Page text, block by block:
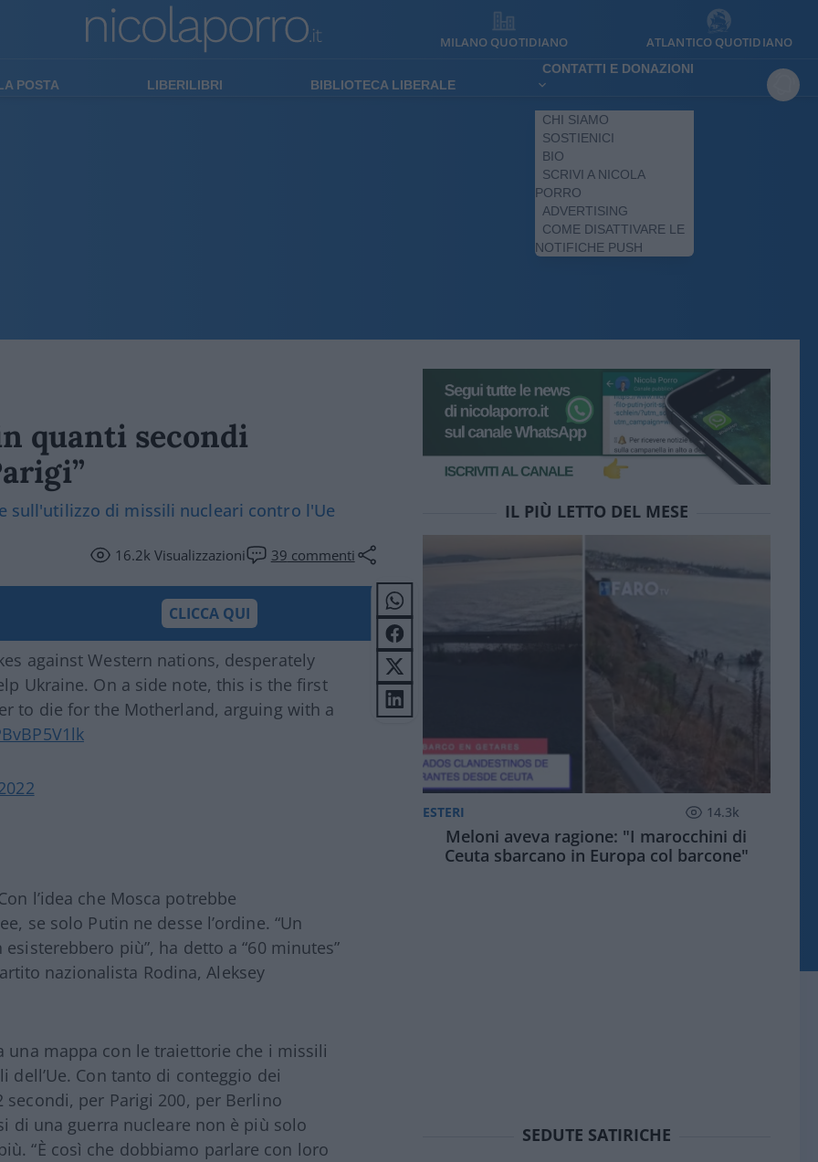
MILANO QUOTIDIANO ATLANTICO QUOTIDIANO
POSTA LIBERILIBRI BIBLIOTECA LIBERALE
CONTATTI E DONAZIONI
CHI SIAMO
SOSTIENICI
BIO
SCRIVI A NICOLA
PORRO
ADVERTISING
COME DISATTIVARE LE
NOTIFICHE PUSH
quanti secondi
sull'utilizzo di missili nucleari contro l'Ue
16.2kVisualizzazioni 39 commenti
CLICCA QUI
against Western nations, desperately
Ukraine. On a side note, this is the first
to die for the Motherland, arguing with a
l’idea che Mosca potrebbe
se solo Putin ne desse l’ordine. “Un
più”, ha detto a “60 minutes”
nazionalista Rodina, Aleksey
mappa con le traiettorie che i missili
Con tanto di conteggio dei
per Parigi 200, per Berlino
di una guerra nucleare non è più solo
“È così che dobbiamo parlare con loro
IL PIÙ LETTO DEL MESE
ESTERI 14.3k
Meloni aveva ragione: "I marocchini di
Ceuta sbarcano in Europa col barcone"
SEDUTE SATIRICHE